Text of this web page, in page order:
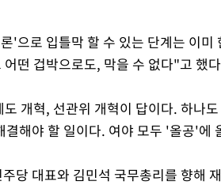
'으로 입틀막 할 수 있는 단계는 이
떤 겁박으로도, 막을 수 없다"고 했
개혁, 선관위 개혁이 답이다. 하나
결해야 할 일이다. 여야 모두 '올공'에
당 대표와 김민석 국무총리를 향해